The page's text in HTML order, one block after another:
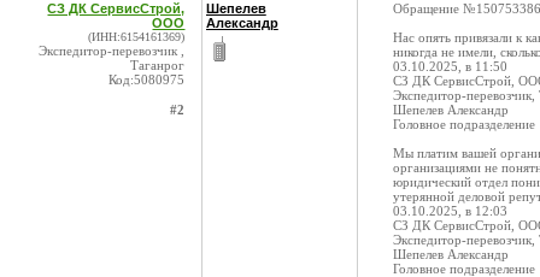
СЗ ДК СервисСтрой,
ООО
(ИНН:6154161369)
Экспедитор-перевозчик ,
Таганрог
Код:5080975
#2
Шепелев
Александр
Обращение №150753386
Нас опять привязали к
никогда не имели,
03.10.2025, в 11:50
СЗ ДК СервисСтрой,
Экспедитор-перевозчик,
Шепелев Александр
Головное подразделение
Мы платим вашей
организациями не
юридический отдел
утерянной деловой
03.10.2025, в 12:03
СЗ ДК СервисСтрой,
Экспедитор-перевозчик,
Шепелев Александр
Головное подразделение